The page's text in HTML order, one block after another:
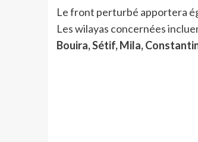
Le front perturbé apportera
Les wilayas concernées
Bouira, Sétif, Mila,